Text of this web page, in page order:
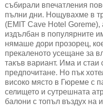
събирали впечатления
пълни дни. Нощувахме в
(EMIT Cave Hotel
издълбан в популярните
нямаше дори прозорец,
прекаленото усещане за
такъв вариант. Има и стаи
предпочитане. Но пък
високо място в Гюреме с
селището и сутрешната
балони с топъл въздух на